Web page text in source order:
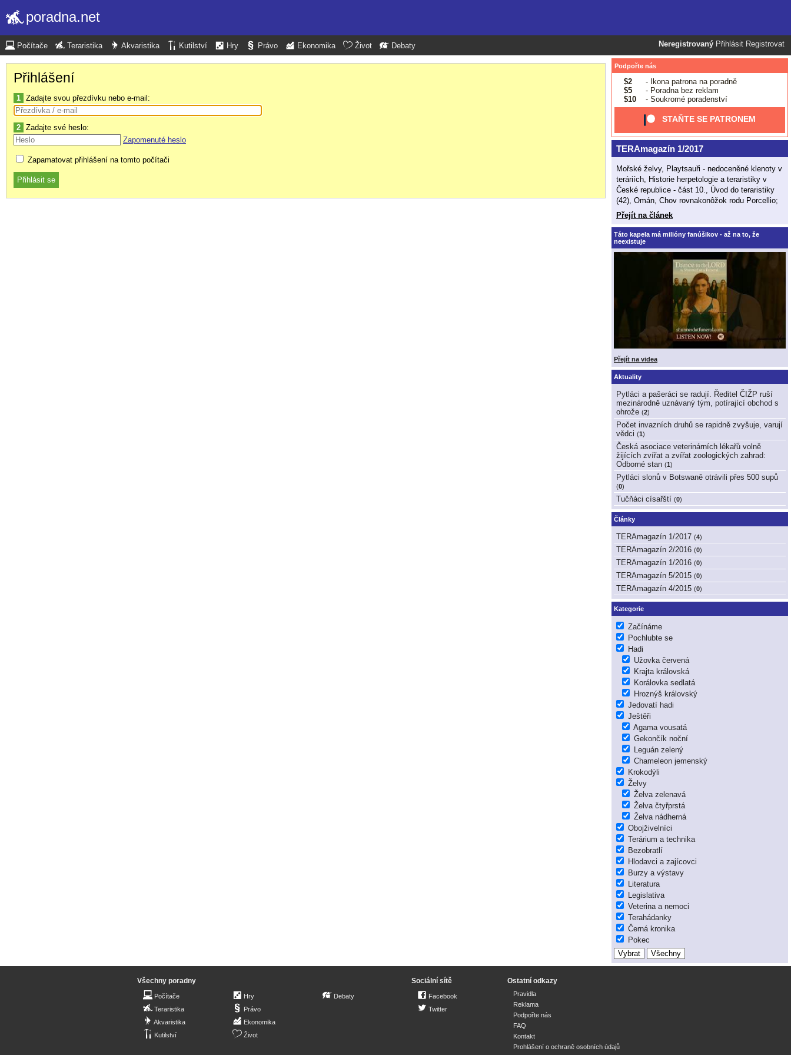
poradna.net
Neregistrovaný Přihlásit Registrovat
Počítače Teraristika Akvaristika Kutilství Hry Právo Ekonomika Život Debaty
Přihlášení
1 Zadajte svou přezdívku nebo e-mail:
2 Zadajte své heslo:
Zapomenuté heslo
Zapamatovat přihlášení na tomto počítači
Podpořte nás
$2
- Ikona patrona na poradně
$5
- Poradna bez reklam
$10
- Soukromé poradenství
STAŇTE SE PATRONEM
TERAmagazín 1/2017
Mořské želvy, Playtsauři - nedoceněné klenoty v
teráriích, Historie herpetologie a teraristiky v
České republice - část 10., Úvod do teraristiky
(42), Omán, Chov rovnakonôžok rodu Porcellio;
Přejít na článek
Táto kapela má milióny fanúšikov - až na to, že
neexistuje
Přejít na videa
Aktuality
Pytláci a pašeráci se radují. Ředitel ČIŽP ruší
mezinárodně uznávaný tým, potírající obchod s
ohrože (2)
Počet invazních druhů se rapidně zvyšuje, varují
vědci (1)
Česká asociace veterinárních lékařů volně
žijících zvířat a zvířat zoologických zahrad:
Odborné stan (1)
Pytláci slonů v Botswaně otrávili přes 500 supů
(0)
Tučňáci císařští (0)
Články
TERAmagazín 1/2017 (4)
TERAmagazín 2/2016 (0)
TERAmagazín 1/2016 (0)
TERAmagazín 5/2015 (0)
TERAmagazín 4/2015 (0)
Kategorie
Začínáme
Pochlubte se
Hadi
Užovka červená
Krajta královská
Korálovka sedlatá
Hroznýš královský
Jedovatí hadi
Ještěři
Agama vousatá
Gekončík noční
Leguán zelený
Chameleon jemenský
Krokodýli
Želvy
Želva zelenavá
Želva čtyřprstá
Želva nádherná
Obojživelníci
Terárium a technika
Bezobratlí
Hlodavci a zajícovci
Burzy a výstavy
Literatura
Legislativa
Veterina a nemoci
Terahádanky
Černá kronika
Pokec
Všechny poradny
Počítače
Teraristika
Akvaristika
Kutilství
Hry
Právo
Ekonomika
Život
Debaty
Sociální sítě
Facebook
Twitter
Ostatní odkazy
Pravidla
Reklama
Podpořte nás
FAQ
Kontakt
Prohlášení o ochraně osobních údajů